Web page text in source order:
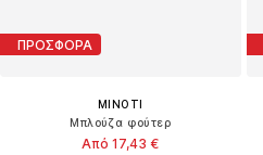
ΠΡΟΣΦΟΡΑ
MINOTI
Μπλούζα φούτερ
Από 17,43 €